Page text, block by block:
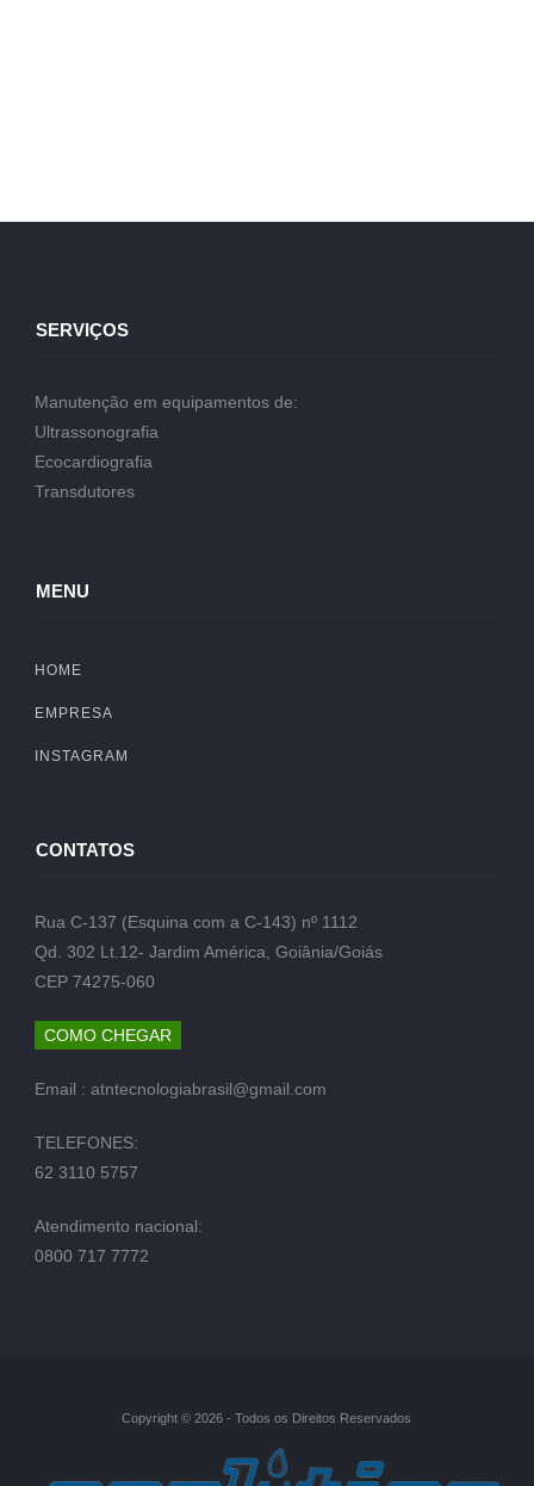
SERVIÇOS
Manutenção em equipamentos de:
Ultrassonografia
Ecocardiografia
Transdutores
MENU
HOME
EMPRESA
INSTAGRAM
CONTATOS
Rua C-137 (Esquina com a C-143) nº 1112
Qd. 302 Lt.12- Jardim América, Goiânia/Goiás
CEP 74275-060
COMO CHEGAR
Email : atntecnologiabrasil@gmail.com
TELEFONES:
62 3110 5757
Atendimento nacional:
0800 717 7772
Copyright © 2026 - Todos os Direitos Reservados